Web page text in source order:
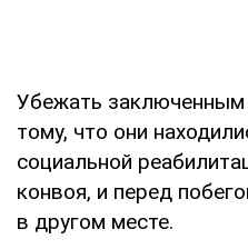
Убежать заключенным
тому, что они
социальной
конвоя, и перед
в другом месте.